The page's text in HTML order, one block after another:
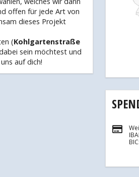
offen für jede Art von
dieses Projekt
(Kohlgartenstraße
sein möchtest und
auf dich!